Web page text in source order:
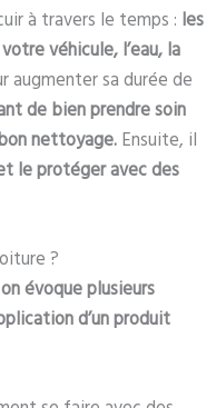
à travers le temps : les
véhicule, l’eau, la
augmenter sa durée de
de bien prendre soin
nettoyage.Ensuite, il
le protéger avec des
?
évoque plusieurs
d’un produit